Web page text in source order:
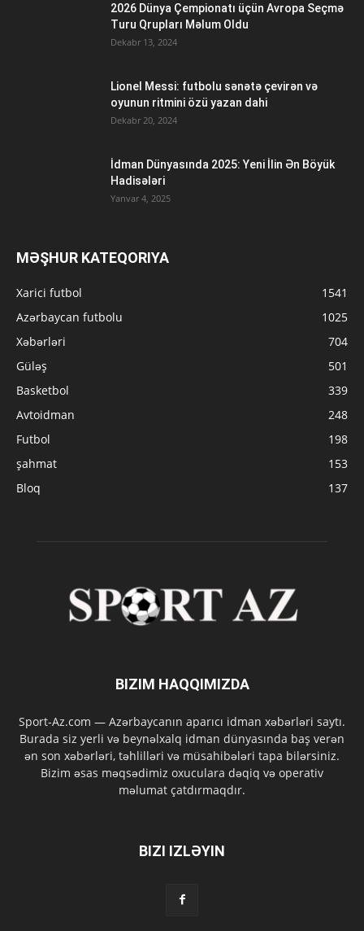
2026 Dünya Çempionatı üçün Avropa Seçmə
Turu Qrupları Məlum Oldu
Dekabr 13, 2024
Lionel Messi: futbolu sənətə çevirən və
oyunun ritmini özü yazan dahi
Dekabr 20, 2024
İdman Dünyasında 2025: Yeni İlin Ən Böyük
Hadisələri
Yanvar 4, 2025
MƏŞHUR KATEQORIYA
Xarici futbol
1541
Azərbaycan futbolu
1025
Xəbərləri
704
Güləş
501
Basketbol
339
Avtoidman
248
Futbol
198
şahmat
153
Bloq
137
BIZIM HAQQIMIZDA
Sport-Az.com — Azərbaycanın aparıcı idman xəbərləri saytı.
Burada siz yerli və beynəlxalq idman dünyasında baş verən
ən son xəbərləri, təhlilləri və müsahibələri tapa bilərsiniz.
Bizim əsas məqsədimiz oxuculara dəqiq və operativ
məlumat çatdırmaqdır.
BIZI IZLƏYIN